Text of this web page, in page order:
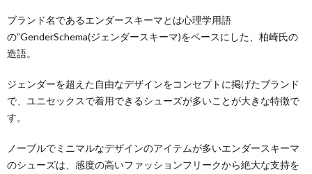
ブランド名であるエンダースキーマとは心理学用語
の”GenderSchema(ジェンダースキーマ)をベースにした、柏崎氏の
造語。
ジェンダーを超えた自由なデザインをコンセプトに掲げたブランド
で、ユニセックスで着用できるシューズが多いことが大きな特徴で
す。
ノーブルでミニマルなデザインのアイテムが多いエンダースキーマ
のシューズは、感度の高いファッションフリークから絶大な支持を